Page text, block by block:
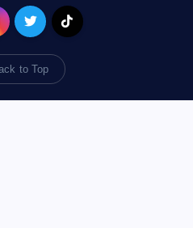
to Top